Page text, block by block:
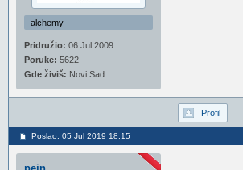
alchemy
Pridružio: 06 Jul 2009
Poruke: 5622
Gde živiš: Novi Sad
Profil
Poslao: 05 Jul 2019 18:15